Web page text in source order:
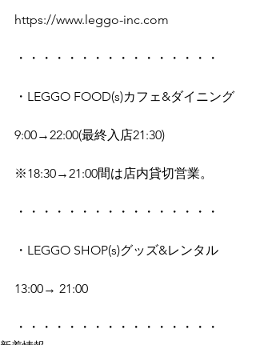
https://www.leggo-inc.com
・・・・・・・・・・・・・・・・
・LEGGO FOOD(s)カフェ&ダイニング
9:00→22:00(最終入店21:30)
※18:30→21:00間は店内貸切営業。
・・・・・・・・・・・・・・・・
・LEGGO SHOP(s)グッズ&レンタル
13:00→ 21:00
・・・・・・・・・・・・・・・・